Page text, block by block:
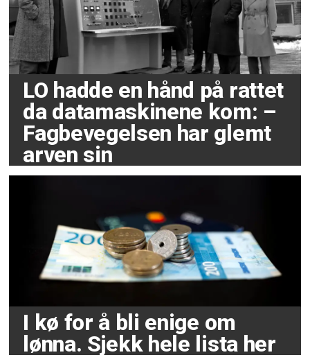
LO hadde en hånd på rattet
da datamaskinene kom: –
Fagbevegelsen har glemt
arven sin
I kø for å bli enige om
lønna. Sjekk hele lista her